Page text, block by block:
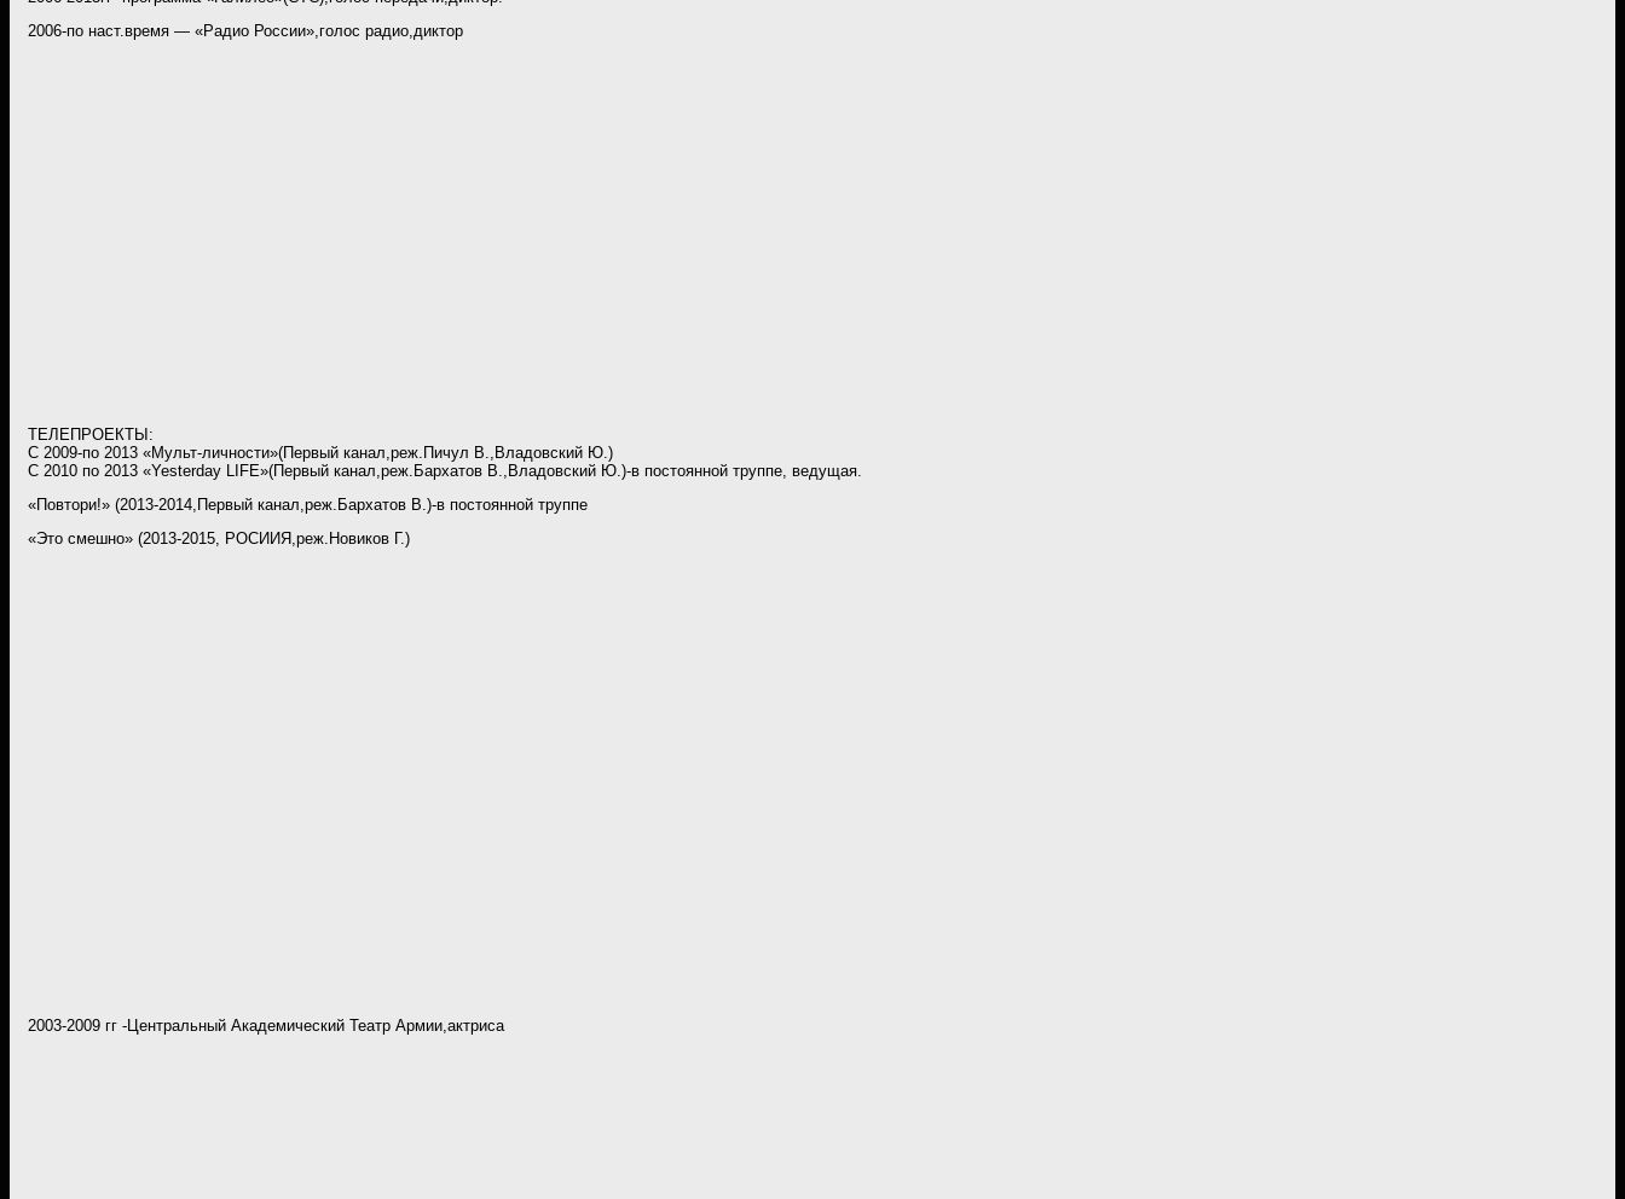
2006-по наст.время — «Радио России»,голос радио,диктор
ТЕЛЕПРОЕКТЫ:
С 2009-по 2013 «Мульт-личности»(Первый канал,реж.Пичул В.,Владовский Ю.)
С 2010 по 2013 «Yesterday LIFE»(Первый канал,реж.Бархатов В.,Владовский Ю.)-в постоянной труппе, ведущая.
«Повтори!» (2013-2014,Первый канал,реж.Бархатов В.)-в постоянной труппе
«Это смешно» (2013-2015, РОСИИЯ,реж.Новиков Г.)
2003-2009 гг -Центральный Академический Театр Армии,актриса